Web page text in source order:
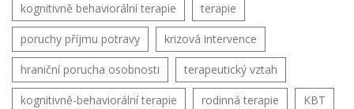
kognitivně behaviorální terapie terapie
poruchy příjmu potravy krizová intervence
hraniční porucha osobnosti terapeutický vztah
kognitivně-behaviorální terapie rodinná terapie KBT